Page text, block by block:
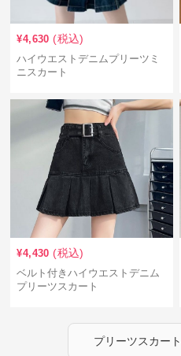
¥4,630 (税込)
ハイウエストデニムプリーツミ
ニスカート
¥4,430 (税込)
ベルト付きハイウエストデニム
プリーツスカート
プリーツスカート